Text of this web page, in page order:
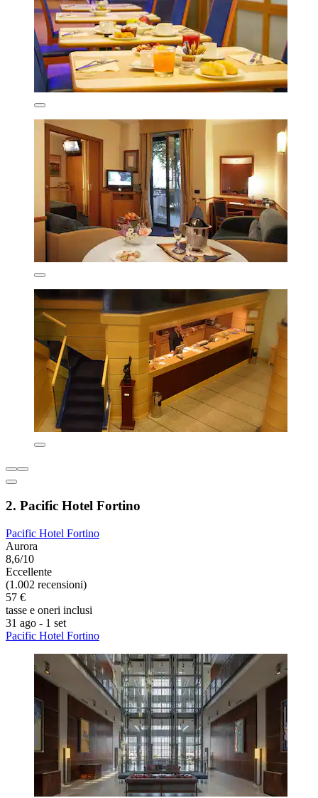
2. Pacific Hotel Fortino
Pacific Hotel Fortino
Aurora
8,6/10
Eccellente
(1.002 recensioni)
57 €
tasse e oneri inclusi
31 ago - 1 set
Pacific Hotel Fortino